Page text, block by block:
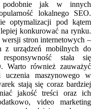
podobnie jak w innych
lokalnego SEO.
optymalizacji pod kątem
konkurować na rynku.
stron internetowych –
z urządzeń mobilnych do
stała się
Warto również zauważyć
maszynowego w
stają się coraz bardziej
jakość treści oraz ich
video marketing